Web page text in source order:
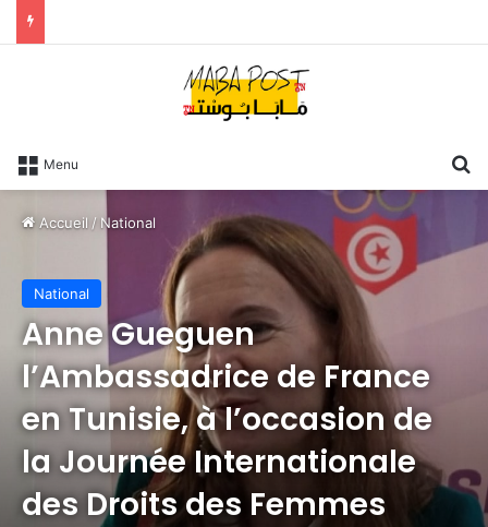
Menu
Accueil /National
National
Anne Gueguen
l’Ambassadrice de France
en Tunisie, à l’occasion de
la Journée Internationale
des Droits des Femmes